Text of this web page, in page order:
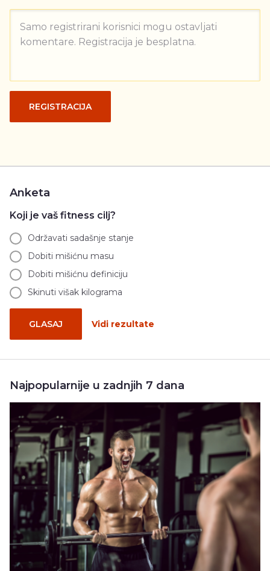
Samo registrirani korisnici mogu ostavljati
komentare. Registracija je besplatna.
REGISTRACIJA
Anketa
Koji je vaš fitness cilj?
Održavati sadašnje stanje
Dobiti mišićnu masu
Dobiti mišićnu definiciju
Skinuti višak kilograma
GLASAJ Vidi rezultate
Najpopularnije u zadnjih 7 dana